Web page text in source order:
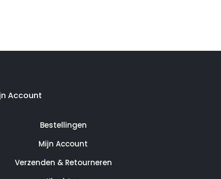
Account
Bestellingen
Mijn Account
Verzenden & Retourneren